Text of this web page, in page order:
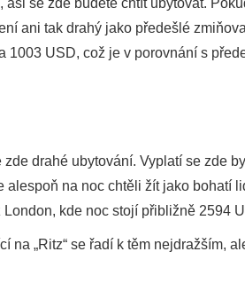
se zde budete chtít ubytovat.
ani tak drahý jako předešlé
1003 USD, což je v porovnání s
drahé ubytování. Vyplatí se zde
alespoň na noc chtěli žít jako bohatí
kde noc stojí přibližně 2594
na „Ritz“ se řadí k těm nejdražším,